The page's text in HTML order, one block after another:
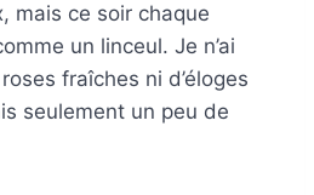
mais ce soir chaque
un linceul. Je n’ai
fraîches ni d’éloges
seulement un peu de